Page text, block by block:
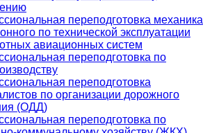
переподготовка механика
по технической эксплуатации
авиационных систем
переподготовка по
переподготовка
по организации дорожного
(ОДД)
переподготовка по